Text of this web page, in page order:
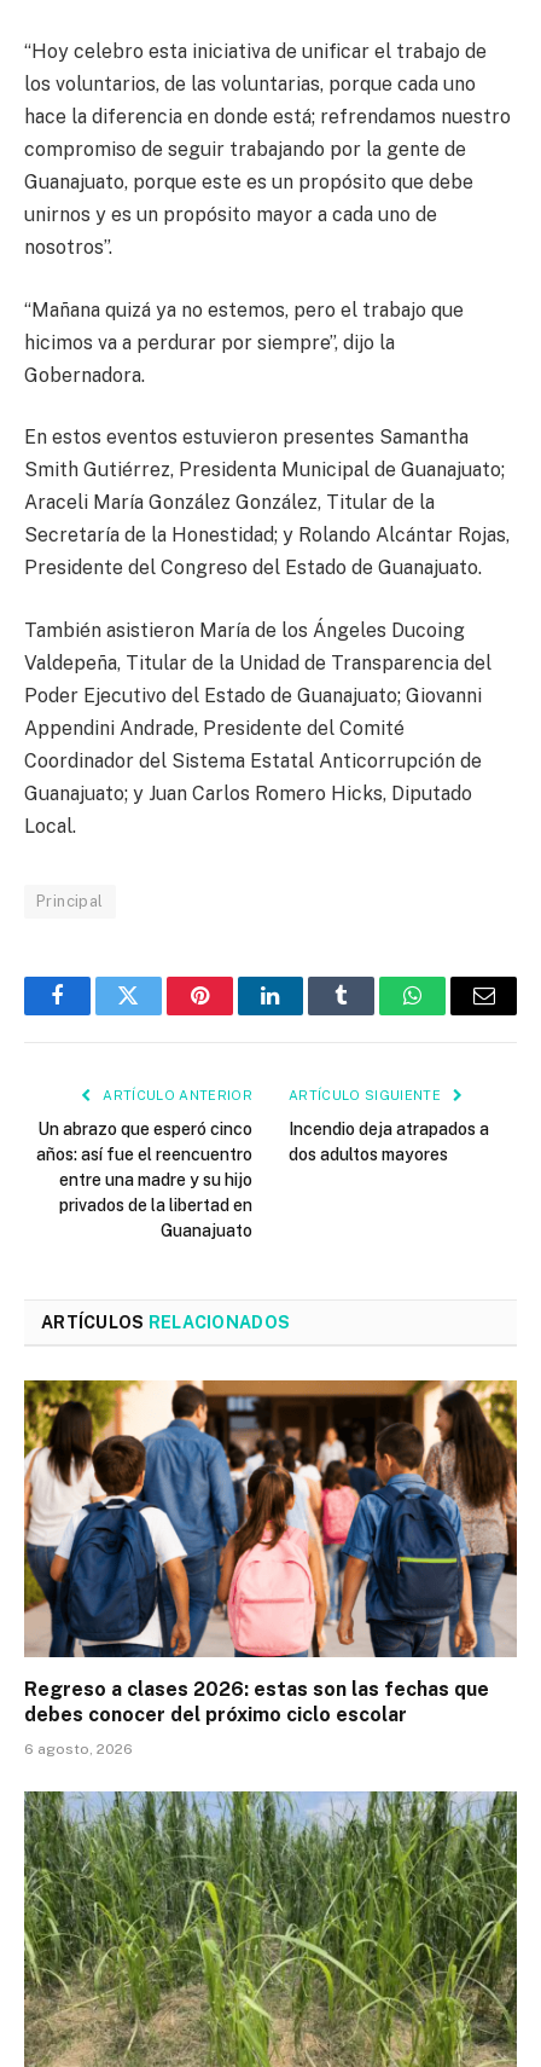
“Hoy celebro esta iniciativa de unificar el trabajo de
los voluntarios, de las voluntarias, porque cada uno
hace la diferencia en donde está; refrendamos nuestro
compromiso de seguir trabajando por la gente de
Guanajuato, porque este es un propósito que debe
unirnos y es un propósito mayor a cada uno de
nosotros”.
“Mañana quizá ya no estemos, pero el trabajo que
hicimos va a perdurar por siempre”, dijo la
Gobernadora.
En estos eventos estuvieron presentes Samantha
Smith Gutiérrez, Presidenta Municipal de Guanajuato;
Araceli María González González, Titular de la
Secretaría de la Honestidad; y Rolando Alcántar Rojas,
Presidente del Congreso del Estado de Guanajuato.
También asistieron María de los Ángeles Ducoing
Valdepeña, Titular de la Unidad de Transparencia del
Poder Ejecutivo del Estado de Guanajuato; Giovanni
Appendini Andrade, Presidente del Comité
Coordinador del Sistema Estatal Anticorrupción de
Guanajuato; y Juan Carlos Romero Hicks, Diputado
Local.
Principal
FacebookTwitter PinterestLinkedInTumblr WhatsAppEmail
ARTÍCULO ANTERIOR
Un abrazo que esperó cinco
años: así fue el reencuentro
entre una madre y su hijo
privados de la libertad en
Guanajuato
ARTÍCULO SIGUIENTE
Incendio deja atrapados a
dos adultos mayores
ARTÍCULOS RELACIONADOS
Regreso a clases 2026: estas son las fechas que
debes conocer del próximo ciclo escolar
6 agosto, 2026